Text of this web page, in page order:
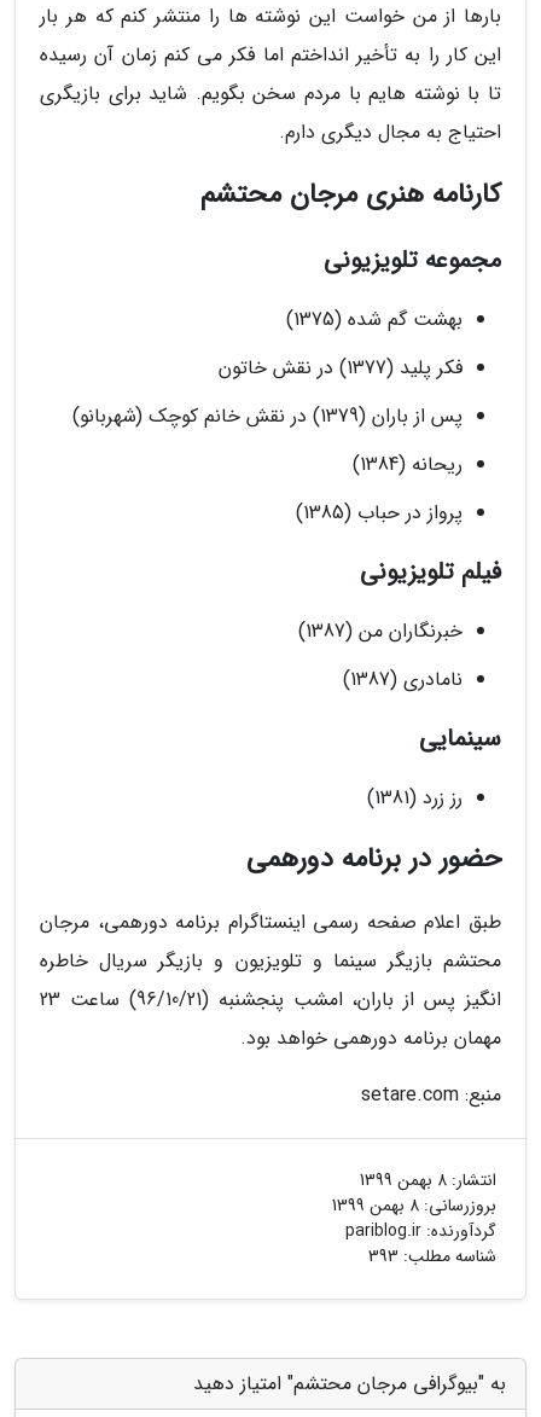
بارها از من خواست این نوشته ها را منتشر کنم که هر بار
این کار را به تأخیر انداختم اما فکر می کنم زمان آن رسیده
تا با نوشته هایم با مردم سخن بگویم. شاید برای بازیگری
احتیاج به مجال دیگری دارم.
کارنامه هنری مرجان محتشم
مجموعه تلویزیونی
بهشت گم شده (1375)
فکر پلید (1377) در نقش خاتون
پس از باران (1379) در نقش خانم کوچک (شهربانو)
ریحانه (1384)
پرواز در حباب (1385)
فیلم تلویزیونی
خبرنگاران من (1387)
نامادری (1387)
سینمایی
رز زرد (1381)
حضور در برنامه دورهمی
طبق اعلام صفحه رسمی اینستاگرام برنامه دورهمی، مرجان
محتشم بازیگر سینما و تلویزیون و بازیگر سریال خاطره
انگیز پس از باران، امشب پنجشنبه (96/10/21) ساعت 23
مهمان برنامه دورهمی خواهد بود.
منبع: setare.com
انتشار: 8 بهمن 1399
بروزرسانی: 8 بهمن 1399
گردآورنده: pariblog.ir
شناسه مطلب: 393
به "بیوگرافی مرجان محتشم" امتیاز دهید